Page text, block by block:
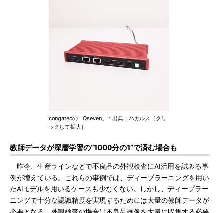
congatecの「Qseven」＊出典：ハカルス［クリ
ックして拡大］
教師データが深層学習の“1000分の1”で済む場合も
昨今、生産ラインなどで不良品の外観検査にAI活用を試みる事
例が増えている。これらの事例では、ディープラーニングを用い
たAIモデルを用いるケースも少なくない。しかし、ディープラー
ニングで十分な認識精度を実現するためには大量の教師データが